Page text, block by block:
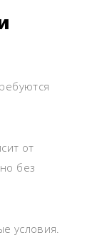
от
без
условия.